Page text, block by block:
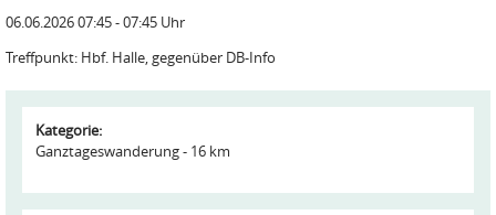
06.06.2026 07:45 - 07:45 Uhr
Treffpunkt: Hbf. Halle, gegenüber DB-Info
Kategorie:
Ganztageswanderung - 16 km